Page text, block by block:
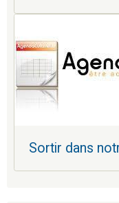
Sortir dans